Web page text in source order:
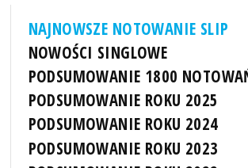
NAJNOWSZE NOTOWANIE SLIP
NOWOŚCI SINGLOWE
PODSUMOWANIE 1800
PODSUMOWANIE ROKU 2025
PODSUMOWANIE ROKU 2024
PODSUMOWANIE ROKU 2023